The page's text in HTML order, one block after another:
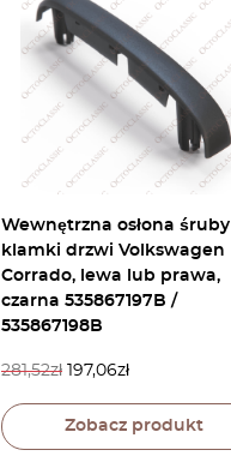
Wewnętrzna osłona śruby
klamki drzwi Volkswagen
Corrado, lewa lub prawa,
czarna 535867197B /
535867198B
281,52zł 197,06zł
Zobacz produkt